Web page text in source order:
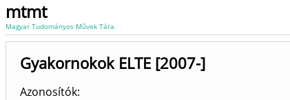
mtmt
Magyar Tudományos Művek Tára
Gyakornokok ELTE [2007-]
Azonosítók